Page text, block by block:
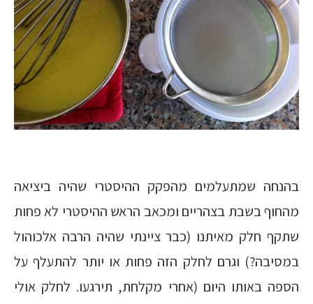
בהנחה שמתעלמים מהפקק ההיסטרי שהיה ביציאה
מהחוף בשבת בצהריים ומכאב הראש ההיסטרי לא פחות
שתקף חלק מאיתנו (כבר ציינתי שהיה הרבה אלכוהול
במסיבה?) וגרם לחלק הזה פחות או יותר להתעלף על
הספה באותו היום (אחרי מקלחת, תירגעו. לחלק אולי